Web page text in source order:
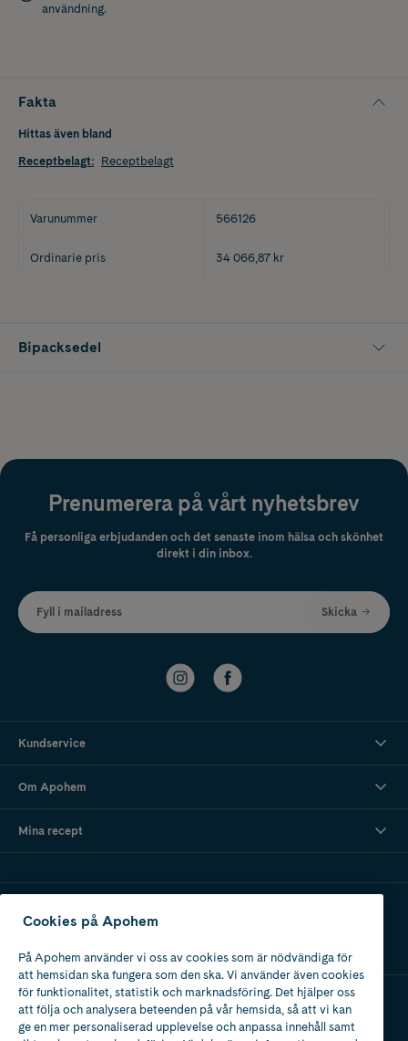
användning.
Fakta
Hittas även bland
Receptbelagt: Receptbelagt
Varunummer 566126
Ordinarie pris 34 066,87 kr
Bipacksedel
Prenumerera på vårt nyhetsbrev
Få personliga erbjudanden och det senaste inom hälsa och skönhet
direkt i din inbox.
Fyll i mailadress Skicka
Kundservice
Om Apohem
Mina recept
Apotek med tillstånd
av Läkemedelsverket
Cookies på Apohem
På Apohem använder vi oss av cookies som är nödvändiga för
att hemsidan ska fungera som den ska. Vi använder även cookies
för funktionalitet, statistik och marknadsföring. Det hjälper oss
att följa och analysera beteenden på vår hemsida, så att vi kan
ge en mer personaliserad upplevelse och anpassa innehåll samt